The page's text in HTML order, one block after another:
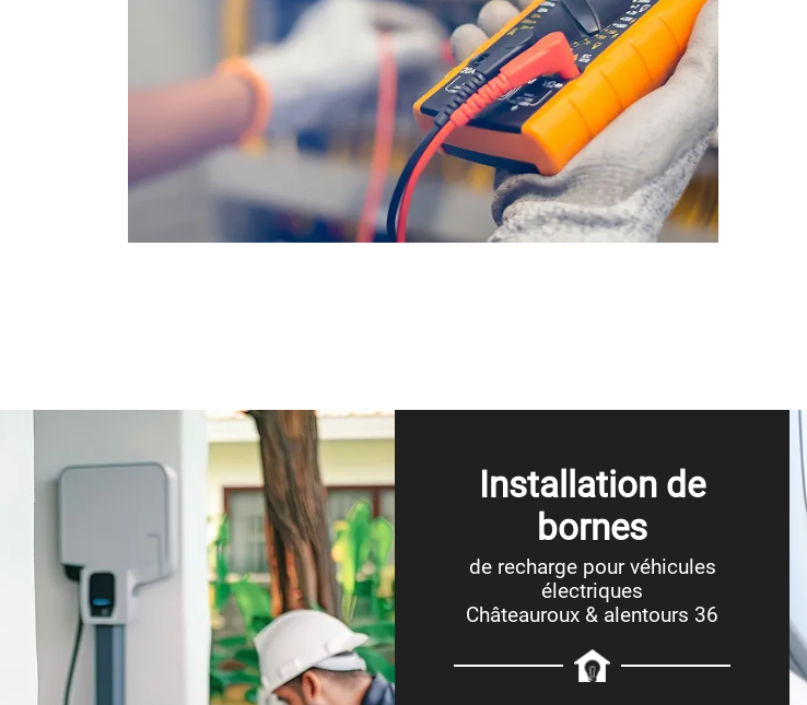
Installation de
bornes
de recharge pour véhicules
électriques
Châteauroux & alentours 36